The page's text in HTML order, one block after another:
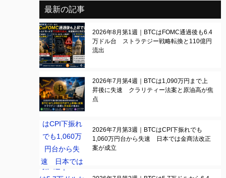
最新の記事
2026年8月第1週｜BTCはFOMC通過後も6.4
万ドル台 ストラテジー戦略転換と110億円
流出
2026年7月第4週｜BTCは1,090万円まで上
昇後に失速 クラリティー法案と原油高が焦
点
2026年7月第3週｜BTCはCPI下振れでも
1,060万円台から失速 日本では金商法改正
案が成立